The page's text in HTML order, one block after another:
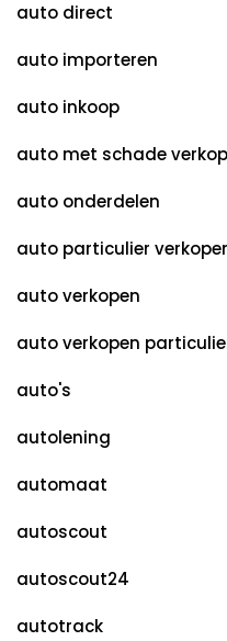
auto direct
auto importeren
auto inkoop
auto met schade
auto onderdelen
auto particulier
auto verkopen
auto verkopen
auto's
autolening
automaat
autoscout
autoscout24
autotrack